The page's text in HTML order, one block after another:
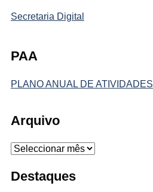
Secretaria Digital
PAA
PLANO ANUAL DE ATIVIDADES
Arquivo
Arquivo
Destaques